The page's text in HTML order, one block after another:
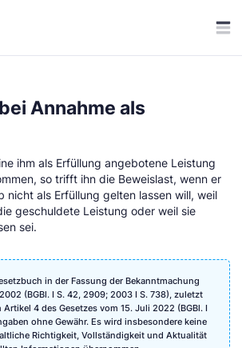
Annahme als
ihm als Erfüllung angebotene Leistung
so trifft ihn die Beweislast, wenn er
nicht als Erfüllung gelten lassen will, weil
geschuldete Leistung oder weil sie
sei.
in der Fassung der Bekanntmachung
(BGBl. I S. 42, 2909; 2003 I S. 738), zuletzt
4 des Gesetzes vom 15. Juli 2022 (BGBl. I
ohne Gewähr. Es wird insbesondere keine
Richtigkeit, Vollständigkeit und Aktualität